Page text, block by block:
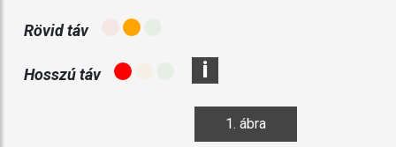
Rövid táv
Hosszú táv i
1. ábra